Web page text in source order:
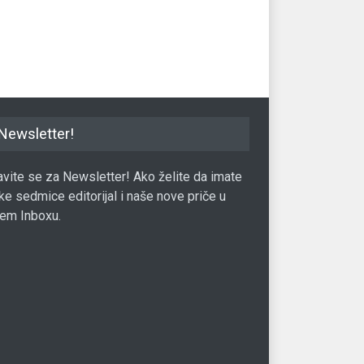
se za Newsletter! Ako želite da imate
sedmice editorijal i naše nove priče u
Inboxu.